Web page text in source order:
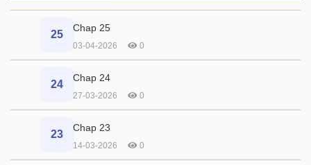
25
Chap 25
03-04-2026 0
24
Chap 24
27-03-2026 0
23
Chap 23
14-03-2026 0